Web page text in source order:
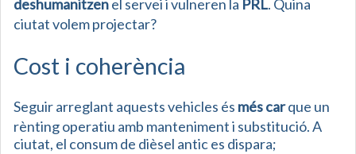
deshumanitzenel servei i vulneren la PRL. Quina
ciutat volem projectar?
Cost i coherència
Seguir arreglant aquests vehicles és més carque un
rènting operatiu amb manteniment i substitució. A
ciutat, el consum de dièsel antic es dispara;